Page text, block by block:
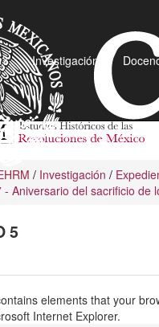
Investigación
/ Investigación /
Aniversario del sacrificio de
5
elements that your
Internet Explorer.